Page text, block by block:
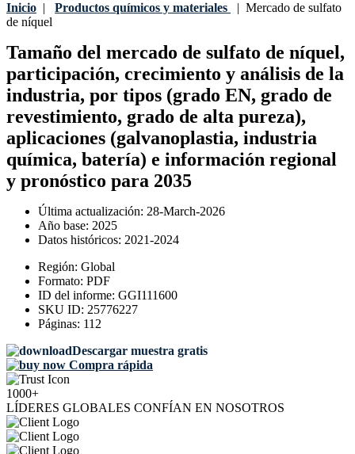
Inicio | Productos químicos y materiales | Mercado de sulfato
de níquel
Tamaño del mercado de sulfato de níquel,
participación, crecimiento y análisis de la
industria, por tipos (grado EN, grado de
revestimiento, grado de alta pureza),
aplicaciones (galvanoplastia, industria
química, batería) e información regional
y pronóstico para 2035
Última actualización: 28-March-2026
Año base: 2025
Datos históricos: 2021-2024
Región: Global
Formato: PDF
ID del informe: GGI111600
SKU ID: 25776227
Páginas: 112
Descargar muestra gratis
Compra rápida
1000+
LÍDERES GLOBALES CONFÍAN EN NOSOTROS